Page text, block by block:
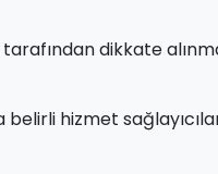
dikkate
hizmet